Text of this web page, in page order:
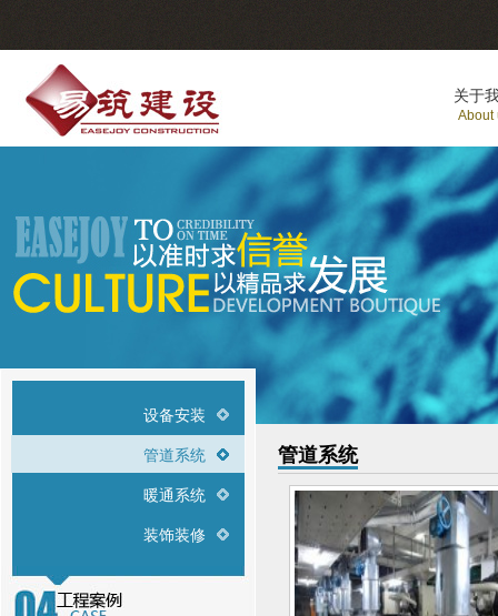
关于
About
设备安装
管道系统
暖通系统
装饰装修
管道系统